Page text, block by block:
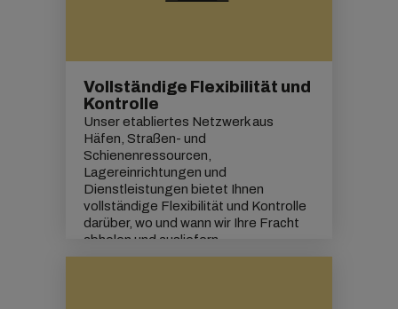
Vollständige Flexibilität und
Kontrolle
Unser etabliertes Netzwerk aus
Häfen, Straßen- und
Schienenressourcen,
Lagereinrichtungen und
Dienstleistungen bietet Ihnen
vollständige Flexibilität und Kontrolle
darüber, wo und wann wir Ihre Fracht
abholen und ausliefern.